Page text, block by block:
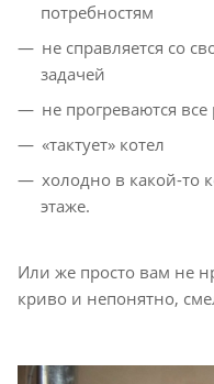
потребностям
не справляется со
задачей
не прогреваются
«тактует» котел
холодно в какой-то
этаже.
Или же просто вам не
криво и непонятно,